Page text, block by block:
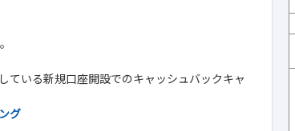
。
ている新規口座開設でのキャッシュバックキャ
グ